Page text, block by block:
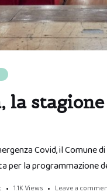
la
Covid, il Comune
per la programmazione
1.1K Views Leave a